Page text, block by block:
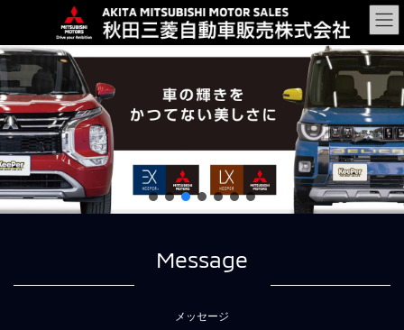
テ
ン
ツ
に
移
動
ゲ
ー
シ
ョ
ン
に
移
動
Message
メッセージ